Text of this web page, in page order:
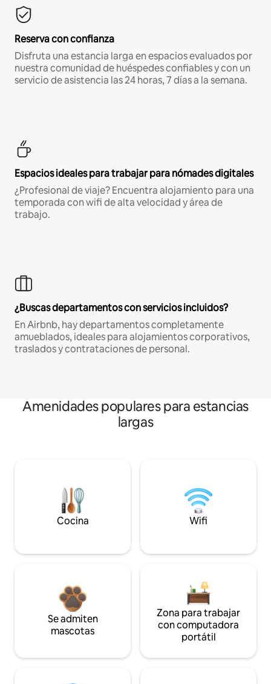
Reserva con confianza
Disfruta una estancia larga en espacios evaluados por
nuestra comunidad de huéspedes confiables y con un
servicio de asistencia las 24 horas, 7 días a la semana.
Espacios ideales para trabajar para nómades digitales
¿Profesional de viaje? Encuentra alojamiento para una
temporada con wifi de alta velocidad y área de
trabajo.
¿Buscas departamentos con servicios incluidos?
En Airbnb, hay departamentos completamente
amueblados, ideales para alojamientos corporativos,
traslados y contrataciones de personal.
Amenidades populares para estancias
largas
Cocina Wifi
Se admiten
mascotas
Zona para trabajar
con computadora
portátil